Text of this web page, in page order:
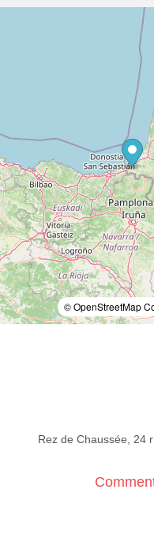
© OpenStreetMap
Rez de Chaussée, 24